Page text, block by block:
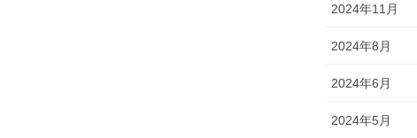
2024年11月
2024年8月
2024年6月
2024年5月